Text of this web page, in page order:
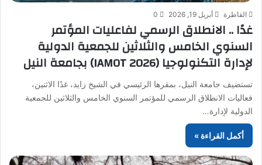
القاطرة أبريل 19, 2026 0
غدًا .. الانطلاق الرسمي لفاعليات المؤتمر
السنوي الخامس والثلاثين للجمعية الدولية
لإدارة التكنولوجيا (IAMOT 2026) بجامعة النيل
تستضيف جامعة النيل، بمقرها الرئيسي في الشيخ زايد، غدًا الاثنين،
فعاليات الانطلاق الرسمي للمؤتمر السنوي الخامس والثلاثين للجمعية
الدولية لإدارة…
أكمل القراءة »